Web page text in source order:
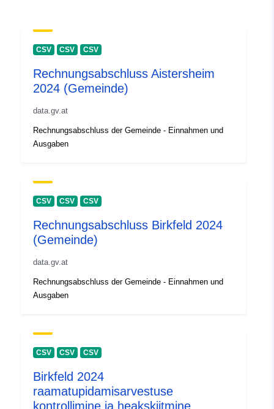
CSV CSV CSV
Rechnungsabschluss Aistersheim
2024 (Gemeinde)
data.gv.at
Rechnungsabschluss der Gemeinde - Einnahmen und
Ausgaben
CSV CSV CSV
Rechnungsabschluss Birkfeld 2024
(Gemeinde)
data.gv.at
Rechnungsabschluss der Gemeinde - Einnahmen und
Ausgaben
CSV CSV CSV
Birkfeld 2024
raamatupidamisarvestuse
kontrollimine ja heakskiitmine